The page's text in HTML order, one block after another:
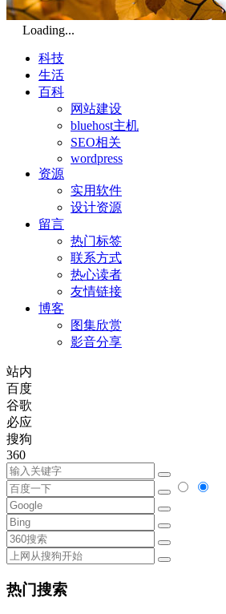
Loading...
科技
生活
百科
网站建设
bluehost主机
SEO相关
wordpress
资源
实用软件
设计资源
留言
热门标签
联系方式
热心读者
友情链接
博客
图集欣赏
影音分享
站内
百度
谷歌
必应
搜狗
360
热门搜索